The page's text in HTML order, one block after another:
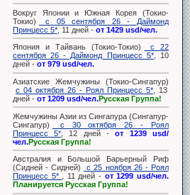
Вокруг Японии и Южная Корея (Токио-
Токио)
с 05 сентября 26 - Даймонд
Принцесс 5*, 11 дней - от 1429 usd/чел.
Япония и Тайвань (Токио-Токио)
с 22
сентября 26 - Даймонд Принцесс 5*, 10
дней - от 979 usd/чел.
Азиатские Жемчужины (Токио-Сингапур)
с 04 октября 26 - Роял Принцесс 5*, 13
дней - от 1209 usd/чел.Русская Группа!
Жемчужины Азии из Сингапура (Сингапур-
Сингапур)
с 30 октября 26 - Роял
Принцесс 5* , 12 дней -от 1239 usd/
чел.Русская Группа!
Австралия и Большой Барьерный Риф
(Сидней - Сидней)
с 25 ноября 26 - Роял
Принцесс 5*
, 11 дней - от 1299 usd/чел.
Планируется Русская Группа!